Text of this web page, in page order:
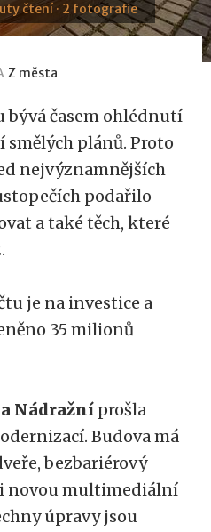
čtení · 2 fotografie
Z města
bývá časem ohlédnutí
smělých plánů. Proto
nejvýznamnějších
podařilo
a také těch, které
je na investice a
35 milionů
Nádražní prošla
Budova má
bezbariérový
novou multimediální
úpravy jsou